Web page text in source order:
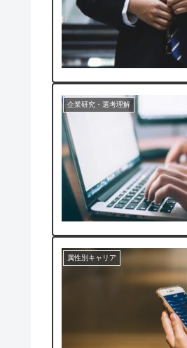
企業研究・選考理解
属性別キャリア